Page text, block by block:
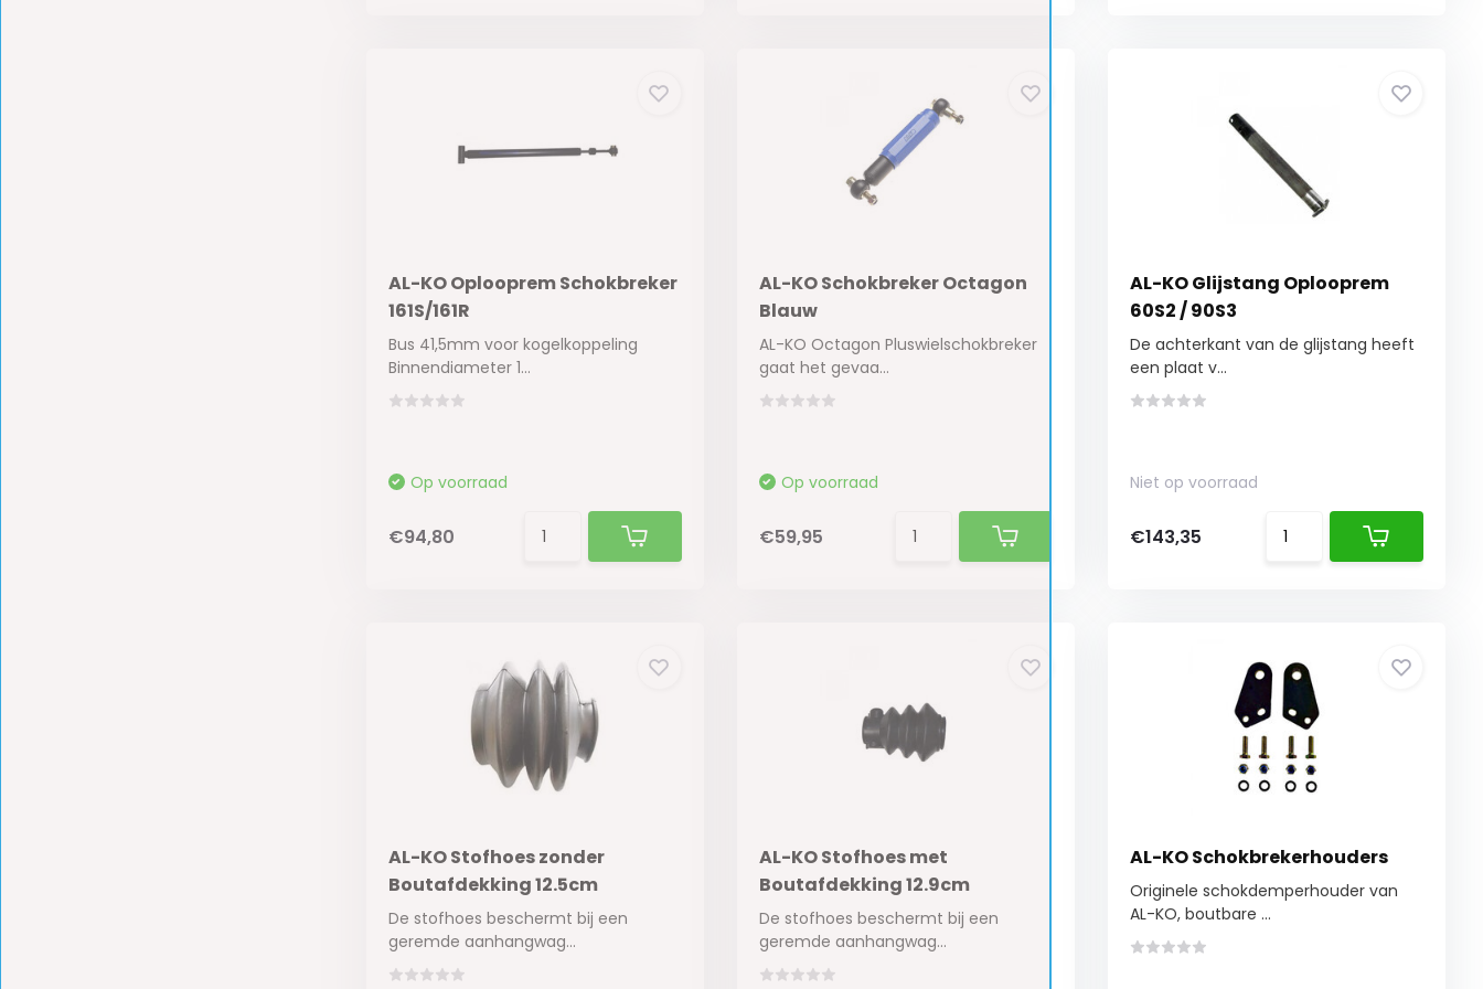
AL-KO Oplooprem Schokbreker
161S/161R
Bus 41,5mm voor kogelkoppeling
Binnendiameter 1...
Op voorraad
€94,80
AL-KO Schokbreker Octagon
Blauw
AL-KO Octagon Pluswielschokbreker
gaat het gevaa...
Op voorraad
€59,95
AL-KO Glijstang Oplooprem
60S2 / 90S3
De achterkant van de glijstang heeft
een plaat v...
Niet op voorraad
€143,35
AL-KO Stofhoes zonder
Boutafdekking 12.5cm
De stofhoes beschermt bij een
geremde aanhangwag...
AL-KO Stofhoes met
Boutafdekking 12.9cm
De stofhoes beschermt bij een
geremde aanhangwag...
AL-KO Schokbrekerhouders
Originele schokdemperhouder van
AL-KO, boutbare ...